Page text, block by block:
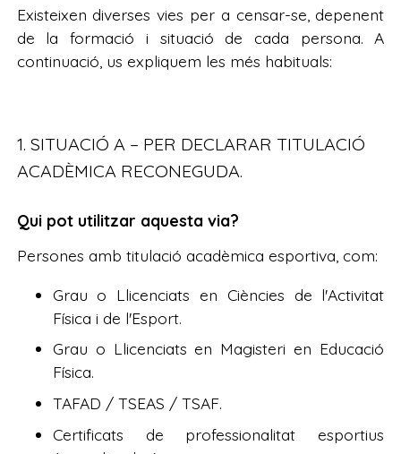
Existeixen diverses vies per a censar-se, depenent
de la formació i situació de cada persona. A
continuació, us expliquem les més habituals:
1. SITUACIÓ A – PER DECLARAR TITULACIÓ
ACADÈMICA RECONEGUDA.
Qui pot utilitzar aquesta via?
Persones amb titulació acadèmica esportiva, com:
Grau o Llicenciats en Ciències de l'Activitat
Física i de l'Esport.
Grau o Llicenciats en Magisteri en Educació
Física.
TAFAD / TSEAS / TSAF.
Certificats de professionalitat esportius